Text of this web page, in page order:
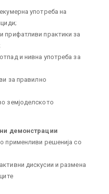
употреба на
прифатливи практики за
и нивна употреба за
за правилно
земјоделското
демонстрации
применливи решенија со
дискусии и размена